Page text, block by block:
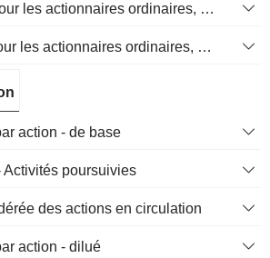
Résultat net pour les actionnaires ordinaires, éléments exceptionnels inclus.
Revenu net pour les actionnaires ordinaires, hors éléments exceptionnelsRésultat net pour les actionnaires ordinaires, éléments exceptionnels exclus.
action - de base
Activités poursuivies
des actions en circulation
action - dilué